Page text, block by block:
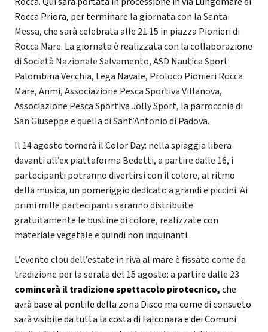
Rocca Priora, per terminare la giornata con la Santa
Messa, che sarà celebrata alle 21.15 in piazza Pionieri di
Rocca Mare. La giornata è realizzata con la collaborazione
di Società Nazionale Salvamento, ASD Nautica Sport
Palombina Vecchia, Lega Navale, Proloco Pionieri Rocca
Mare, Anmi, Associazione Pesca Sportiva Villanova,
Associazione Pesca Sportiva Jolly Sport, la parrocchia di
San Giuseppe e quella di Sant’Antonio di Padova.
Il 14 agosto tornerà il Color Day: nella spiaggia libera
davanti all’ex piattaforma Bedetti, a partire dalle 16, i
partecipanti potranno divertirsi con il colore, al ritmo
della musica, un pomeriggio dedicato a grandi e piccini. Ai
primi mille partecipanti saranno distribuite
gratuitamente le bustine di colore, realizzate con
materiale vegetale e quindi non inquinanti.
L’evento clou dell’estate in riva al mare è fissato come da
tradizione per la serata del 15 agosto: a partire dalle 23
comincerà il tradizione spettacolo pirotecnico,che
avrà base al pontile della zona Disco ma come di consueto
sarà visibile da tutta la costa di Falconara e dei Comuni